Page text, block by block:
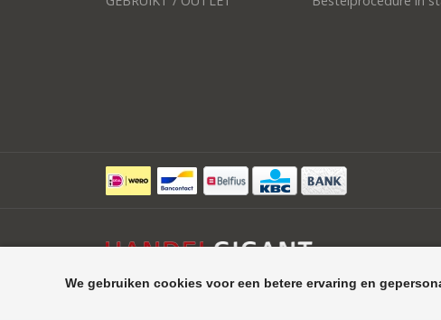
We gebruiken cookies voor een betere ervaring en